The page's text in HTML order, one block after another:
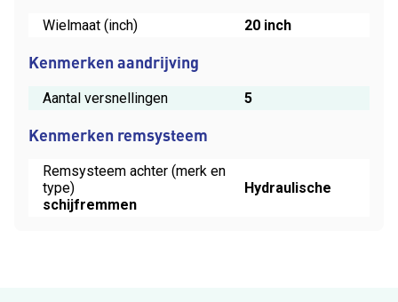
Wielmaat (inch) 20 inch
Kenmerken aandrijving
Aantal versnellingen 5
Kenmerken remsysteem
Remsysteem achter (merk en
type)
Hydraulische
schijfremmen